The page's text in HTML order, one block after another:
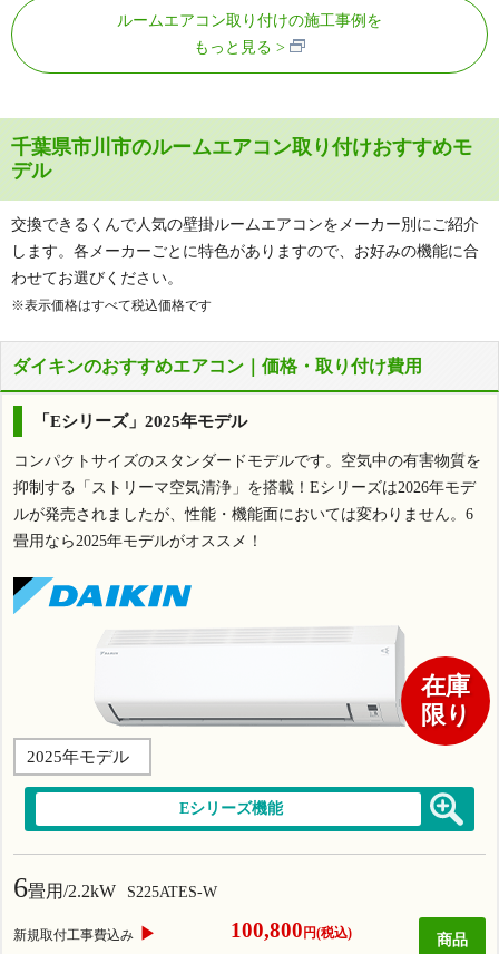
ルームエアコン取り付けの施工事例を
もっと見る
千葉県市川市のルームエアコン取り付けおすすめモ
デル
交換できるくんで人気の壁掛ルームエアコンをメーカー別にご紹介
します。各メーカーごとに特色がありますので、お好みの機能に合
わせてお選びください。
※表示価格はすべて税込価格です
ダイキンのおすすめエアコン｜価格・取り付け費用
「Eシリーズ」2025年モデル
コンパクトサイズのスタンダードモデルです。空気中の有害物質を
抑制する「ストリーマ空気清浄」を搭載！Eシリーズは2026年モデ
ルが発売されましたが、性能・機能面においては変わりません。6
畳用なら2025年モデルがオススメ！
在庫
限り
2025年モデル
Eシリーズ機能
6畳用/2.2kW S225ATES-W
新規取付工事費込み ▶ 100,800 円(税込)
商品